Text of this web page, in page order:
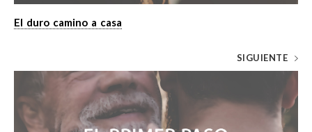
El duro camino a casa
SIGUIENTE